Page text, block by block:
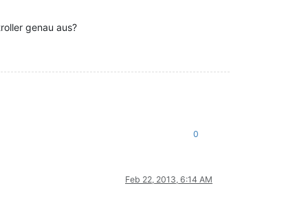
genau aus?
0
Feb 22, 2013, 6:14 AM